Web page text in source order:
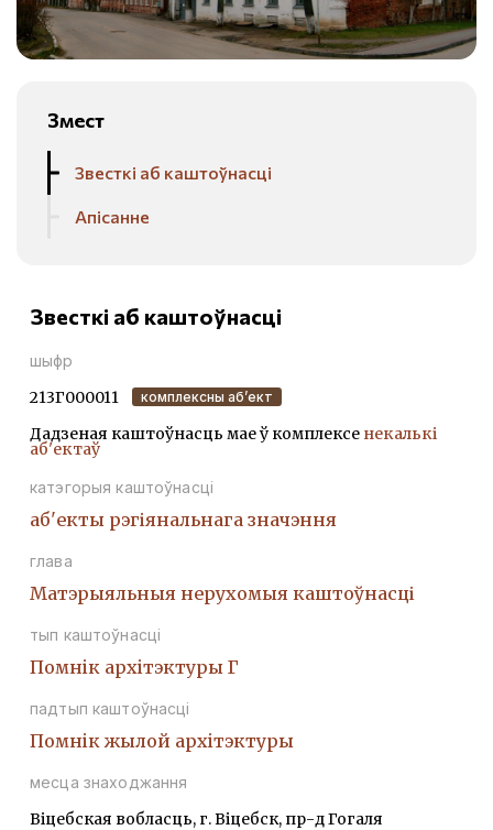
Змест
Звесткі аб каштоўнасці
Апісанне
Звесткі аб каштоўнасці
шыфр
213Г000011 комплексны аб’ект
Дадзеная каштоўнасць мае ў комплексе некалькі
аб'ектаў
катэгорыя каштоўнасці
аб'екты рэгіянальнага значэння
глава
Матэрыяльныя нерухомыя каштоўнасці
тып каштоўнасці
Помнiк архiтэктуры Г
падтып каштоўнасці
Помнiк жылой архiтэктуры
месца знаходжання
Віцебская вобласць, г. Віцебск, пр-д Гогаля